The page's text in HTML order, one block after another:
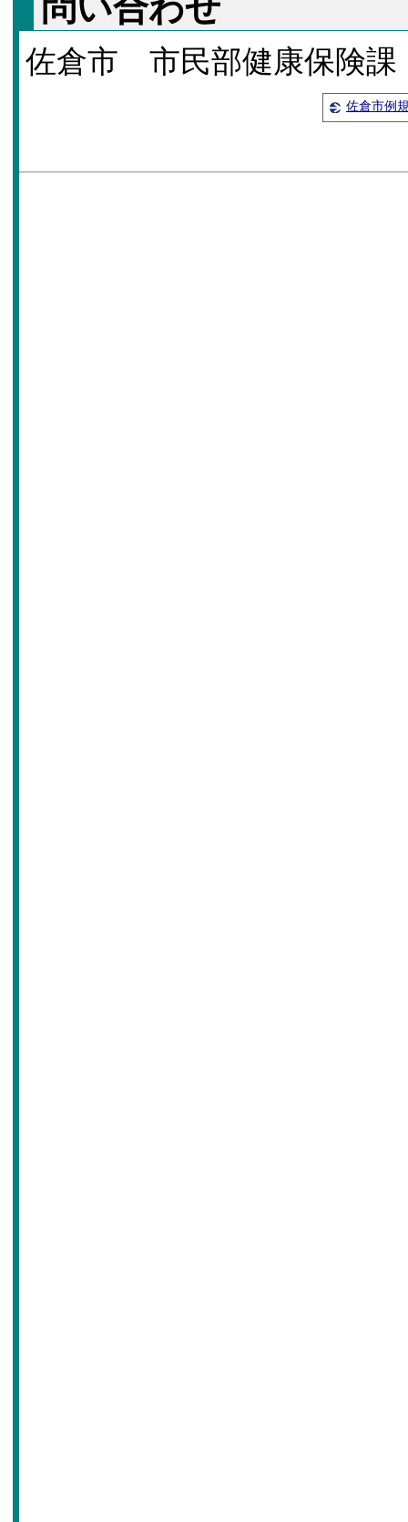
佐倉市 市民部健康保険課
佐倉市例